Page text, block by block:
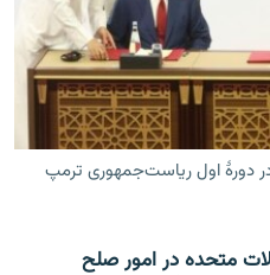
دوحه در ۲۹ فبروری ۲۰۲۰ در دورۀ اول ریاست‌جمهوری ترمپ
متحده در امور صلح